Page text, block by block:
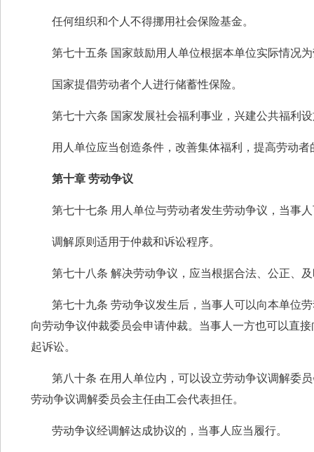
任何组织和个人不得挪用社会保险基金。
第七十五条 国家鼓励用人单位根据本单位实际情况
国家提倡劳动者个人进行储蓄性保险。
第七十六条 国家发展社会福利事业，兴建公共福利
用人单位应当创造条件，改善集体福利，提高劳动者
第十章 劳动争议
第七十七条 用人单位与劳动者发生劳动争议，当事
调解原则适用于仲裁和诉讼程序。
第七十八条 解决劳动争议，应当根据合法、公正、
第七十九条 劳动争议发生后，当事人可以向本单位
向劳动争议仲裁委员会申请仲裁。当事人一方也可以直
起诉讼。
第八十条 在用人单位内，可以设立劳动争议调解委
劳动争议调解委员会主任由工会代表担任。
劳动争议经调解达成协议的，当事人应当履行。